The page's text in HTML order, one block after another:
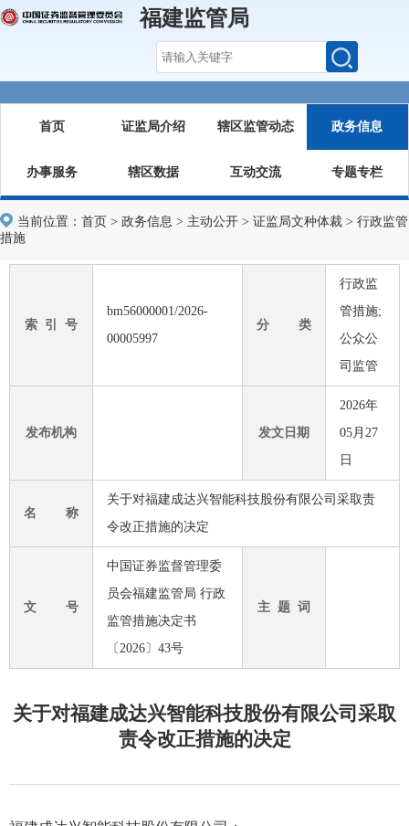
福建监管局
首页 证监局介绍 辖区监管动态 政务信息
办事服务 辖区数据 互动交流 专题专栏
当前位置： 首页 > 政务信息 > 主动公开 > 证监局文种体裁 > 行政监管
措施
索 引 号
bm56000001/2026-
00005997
分 类
行政监
管措施;
公众公
司监管
发布机构 发文日期
2026年
05月27
日
名 称
关于对福建成达兴智能科技股份有限公司采取责
令改正措施的决定
文 号
中国证券监督管理委
员会福建监管局 行政
监管措施决定书
〔2026〕43号
主 题 词
关于对福建成达兴智能科技股份有限公司采取
责令改正措施的决定